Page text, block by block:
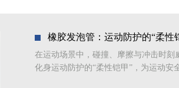
橡胶发泡管：运动防护的“柔性
在运动场景中，碰撞、摩擦与冲击时刻
化身运动防护的“柔性铠甲”，为运动安